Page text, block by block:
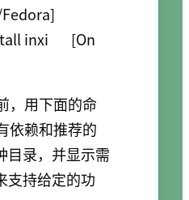
inxi       [On
，用下面的命
依赖和推荐的
目录，并显示需
支持给定的功